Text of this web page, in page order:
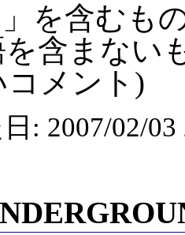
」を含むも
を含まない
コメント)
: 2007/02/